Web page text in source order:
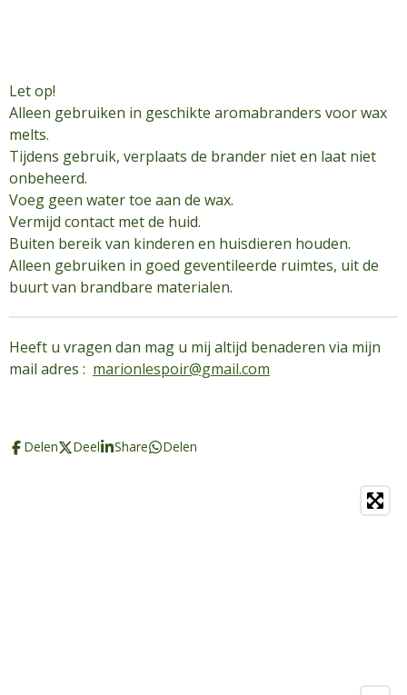
Let op!
Alleen gebruiken in geschikte aromabranders voor wax
melts.
Tijdens gebruik, verplaats de brander niet en laat niet
onbeheerd.
Voeg geen water toe aan de wax.
Vermijd contact met de huid.
Buiten bereik van kinderen en huisdieren houden.
Alleen gebruiken in goed geventileerde ruimtes, uit de
buurt van brandbare materialen.
Heeft u vragen dan mag u mij altijd benaderen via mijn
mail adres : marionlespoir@gmail.com
Delen Deel Share Delen